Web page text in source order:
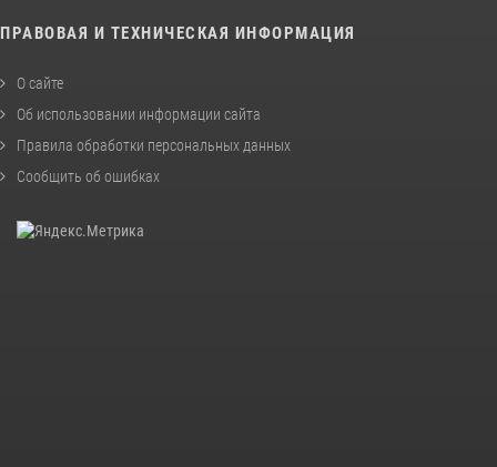
ПРАВОВАЯ И ТЕХНИЧЕСКАЯ ИНФОРМАЦИЯ
О сайте
Об использовании информации сайта
Правила обработки персональных данных
Сообщить об ошибках